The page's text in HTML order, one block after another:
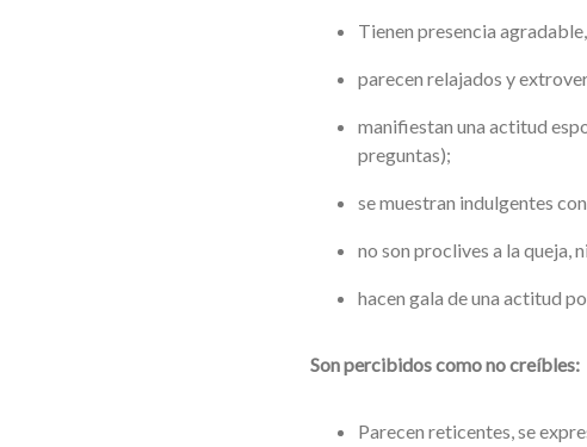
Tienen presencia
parecen relajados y
manifiestan una actitud
preguntas);
se muestran indulgentes
no son proclives a la queja,
hacen gala de una actitud
Son percibidos como no creíbles:
Parecen reticentes, se